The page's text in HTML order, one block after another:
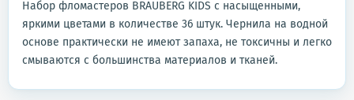
Набор фломастеров BRAUBERG KIDS с насыщенными,
яркими цветами в количестве 36 штук. Чернила на водной
основе практически не имеют запаха, не токсичны и легко
смываются с большинства материалов и тканей.